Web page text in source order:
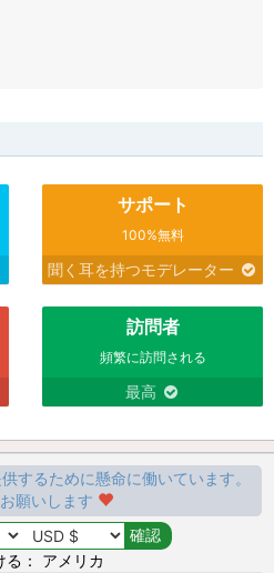
サポート
100%無料
聞く耳を持つモデレーター
訪問者
頻繁に訪問される
最高
するために懸命に働いています。
願いします
る： アメリカ